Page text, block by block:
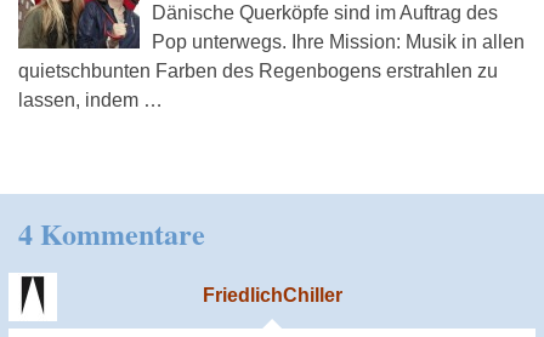
Dänische Querköpfe sind im Auftrag des
Pop unterwegs. Ihre Mission: Musik in allen
quietschbunten Farben des Regenbogens erstrahlen zu
lassen, indem …
4 Kommentare
FriedlichChiller